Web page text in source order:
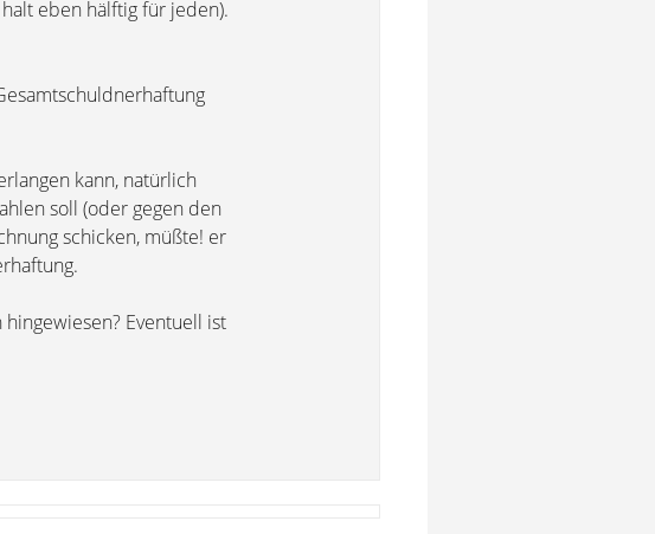
eben hälftig für jeden).
kann, natürlich
soll (oder gegen den
schicken, müßte! er
Eventuell ist